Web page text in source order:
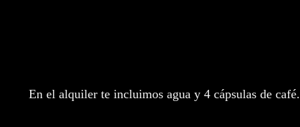
En el alquiler te incluimos agua y 4 cápsulas de café.